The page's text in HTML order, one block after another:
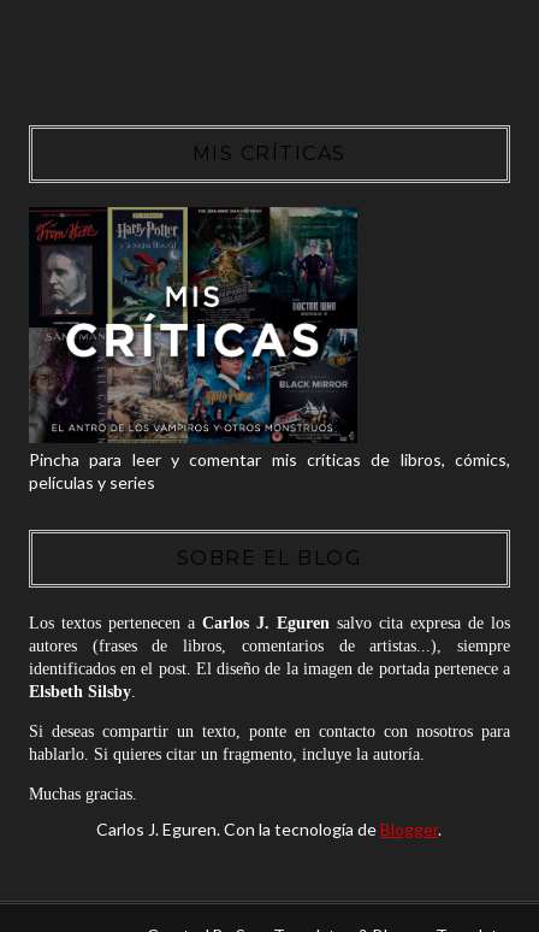
MIS CRÍTICAS
Pincha para leer y comentar mis críticas de libros, cómics,
películas y series
SOBRE EL BLOG
Los textos pertenecen a Carlos J. Egurensalvo cita expresa de los
autores (frases de libros, comentarios de artistas...), siempre
identificados en el post. El diseño de la imagen de portada pertenece a
Elsbeth Silsby.
Si deseas compartir un texto, ponte en contacto con nosotros para
hablarlo. Si quieres citar un fragmento, incluye la autoría.
Muchas gracias.
Carlos J. Eguren. Con la tecnología deBlogger.